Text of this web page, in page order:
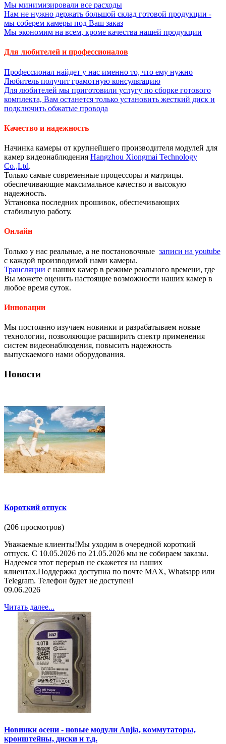
Мы минимизировали все расходы
Нам не нужно держать большой склад готовой продукции -
мы соберем камеры под Ваш заказ
Мы экономим на всем, кроме качества нашей продукции
Для любителей и профессионалов
Профессионал найдет у нас именно то, что ему нужно
Любитель получит грамотную консультацию
Для любителей мы приготовили услугу по сборке готового
комплекта, Вам останется только установить жесткий диск и
подключить обжатые провода
Качество и надежность
Начинка камеры от крупнейшего производителя модулей для
камер видеонаблюдения Hangzhou Xiongmai Technology
Co.,Ltd.
Только самые современные процессоры и матрицы.
обеспечивающие максимальное качество и высокую
надежность.
Установка последних прошивок, обеспечивающих
стабильную работу.
Онлайн
Только у нас реальные, а не постановочные записи на youtube
с каждой производимой нами камеры.
Трансляции с наших камер в режиме реального времени, где
Вы можете оценить настоящие возможности наших камер в
любое время суток.
Инновации
Мы постоянно изучаем новинки и разрабатываем новые
технологии, позволяющие расширить спектр применения
систем видеонаблюдения, повысить надежность
выпускаемого нами оборудования.
Новости
Короткий отпуск
(206 просмотров)
Уважаемые клиенты!Мы уходим в очередной короткий
отпуск. С 10.05.2026 по 21.05.2026 мы не собираем заказы.
Надеемся этот перерыв не скажется на наших
клиентах.Поддержка доступна по почте MAX, Whatsapp или
Telegram. Телефон будет не доступен!
09.06.2026
Читать далее...
Новинки осени - новые модули Anjia, коммутаторы,
кронштейны, диски и т.д.